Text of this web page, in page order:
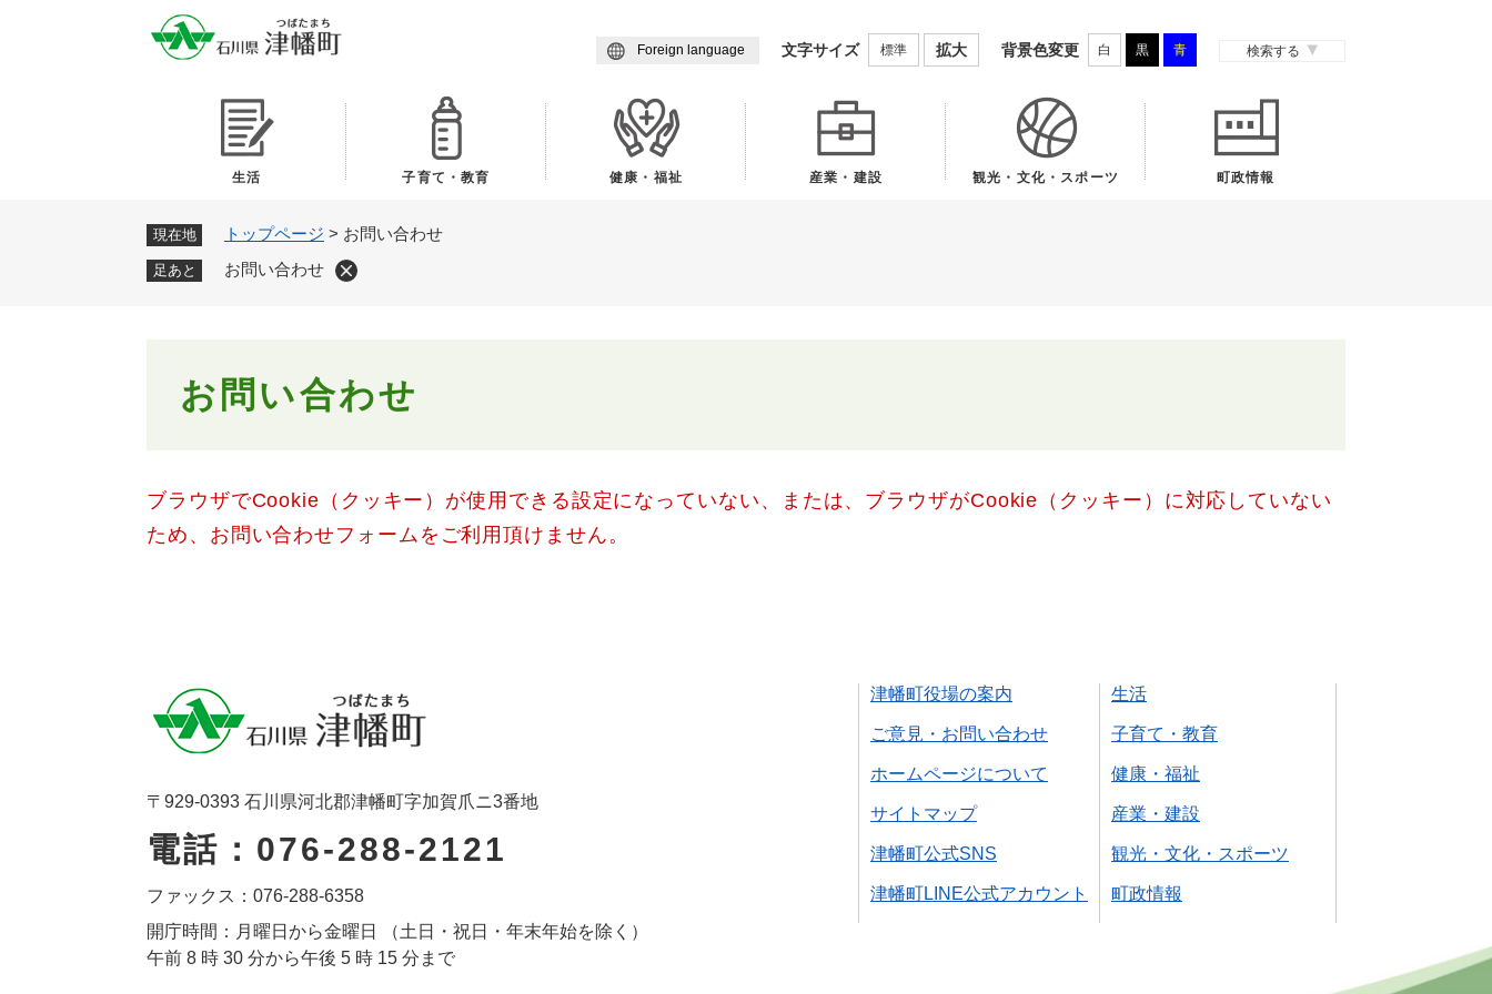
Foreign language 文字サイズ 標準 拡大 背景色変更 白 黒 青 検索する
生活 子育て・教育 健康・福祉 産業・建設 観光・文化・スポーツ 町政情報
現在地 トップページ > お問い合わせ
足あと お問い合わせ
お問い合わせ
ブラウザでCookie（クッキー）が使用できる設定になっていない、または、ブラウザがCookie（クッキー）に対応していない
ため、お問い合わせフォームをご利用頂けません。
〒929-0393 石川県河北郡津幡町字加賀爪ニ3番地
電話：076-288-2121
ファックス：076-288-6358
開庁時間：月曜日から金曜日 （土日・祝日・年末年始を除く）
午前 8 時 30 分から午後 5 時 15 分まで
津幡町役場の案内
ご意見・お問い合わせ
ホームページについて
サイトマップ
津幡町公式SNS
津幡町LINE公式アカウント
生活
子育て・教育
健康・福祉
産業・建設
観光・文化・スポーツ
町政情報